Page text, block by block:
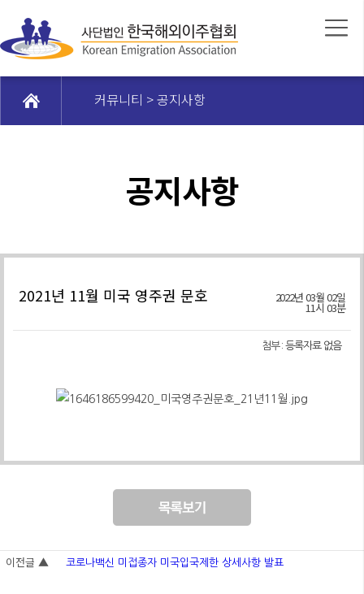
커뮤니티 > 공지사항
공지사항
2021년 11월 미국 영주권 문호 2022년 03월 02일
11시 03분
첨부 :등록자료 없음
이전글 ▲ 코로나백신 미접종자 미국입국제한 상세사항 발표